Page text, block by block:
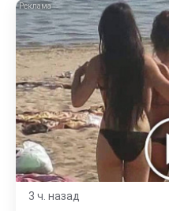
3 ч. назад